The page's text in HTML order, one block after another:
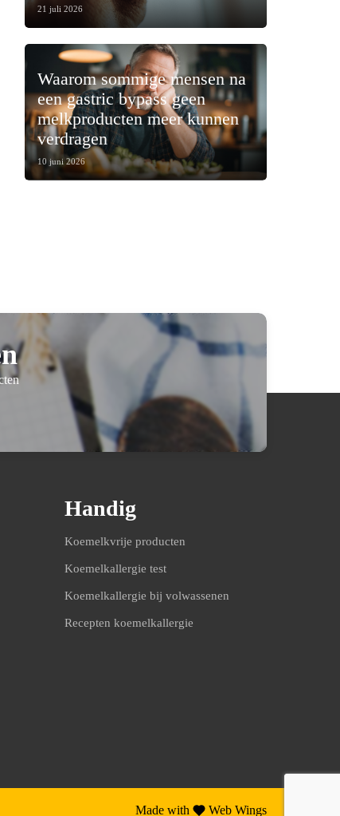
21 juli 2026
Waarom sommige mensen na
een gastric bypass geen
melkproducten meer kunnen
verdragen
10 juni 2026
Handig
Koemelkvrije producten
Koemelkallergie test
Koemelkallergie bij volwassenen
Recepten koemelkallergie
Made with Web Wings